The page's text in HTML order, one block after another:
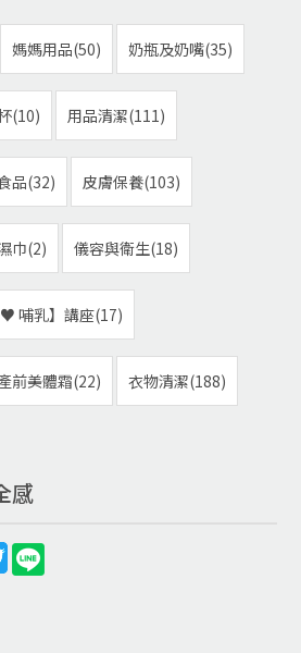
媽媽用品(50) 奶瓶及奶嘴(35)
(10) 用品清潔(111)
品(32) 皮膚保養(103)
巾(2) 儀容與衛生(18)
♥ 哺乳】講座(17)
前美體霜(22) 衣物清潔(188)
感